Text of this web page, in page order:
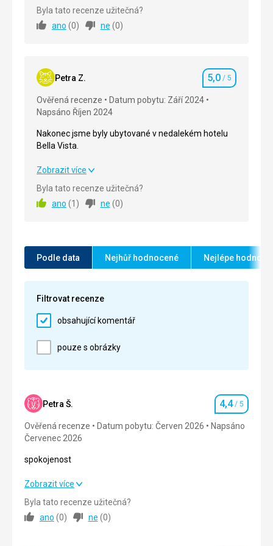
Strava
Ubytování
Služby 5,0/ 5
Cena
Byla tato recenze užitečná?
ano (0) ne (0)
Petra Z. Hodnocení
5,0 / 5
Ověřená recenze
Datum pobytu: Září 2024
Napsáno Říjen 2024
Nakonec jsme byly ubytované v nedalekém hotelu
Bella Vista.
Nakonec jsme byly ubytované v nedalekém hotelu
Bella Vista.
Strava
Okolí 5,0/ 5
Cena
Pláž
Pláže v celé obci Drvenik jsou krásné, čisté a
Strava v hotelu Nano byla velice chutná, pestrá, není
co vytknout.
Zobrazit více
Byla tato recenze užitečná?
ano (1 ) ne (0)
Podle data Nejhůř hodnocené Nejlépe
Filtrovat recenze
obsahující komentář
pouze s obrázky
Petra Š. Hodnocení
4,4/ 5
Ověřená recenze Datum pobytu: Červen 2026
Napsáno
Červenec 2026
spokojenost
spokojenost
Strava
Zobrazit více
Byla tato recenze užitečná?
ano (0) ne (0)